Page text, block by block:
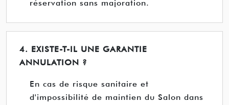
réservation sans majoration.
4. EXISTE-T-IL UNE GARANTIE
ANNULATION ?
En cas de risque sanitaire et
d'impossibilité de maintien du Salon dans